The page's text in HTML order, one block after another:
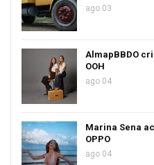
ago 03
AlmapBBDO
OOH
ago 04
Marina Sena
OPPO
ago 04